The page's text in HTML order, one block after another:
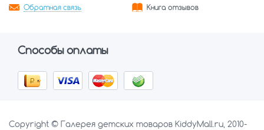
Обратная связь Книга отзывов
Способы оплаты
Copyright © Галерея детских товаров KiddyMall.ru, 2010-